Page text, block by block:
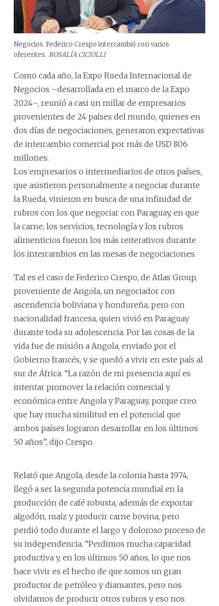
Negocios. Federico Crespo intercambió con varios
oferentes. ROSALÍA CICIOLLI
Como cada año, la Expo Rueda Internacional de
Negocios –desarrollada en el marco de la Expo
2024–, reunió a casi un millar de empresarios
provenientes de 24 países del mundo, quienes en
dos días de negociaciones, generaron expectativas
de intercambio comercial por más de USD 806
millones.
Los empresarios o intermediarios de otros países,
que asistieron personalmente a negociar durante
la Rueda, vinieron en busca de una infinidad de
rubros con los que negociar con Paraguay, en que
la carne, los servicios, tecnología y los rubros
alimenticios fueron los más reiterativos durante
los intercambios en las mesas de negociaciones.
Tal es el caso de Federico Crespo, de Atlas Group,
proveniente de Angola, un negociador con
ascendencia boliviana y hondureña, pero con
nacionalidad francesa, quien vivió en Paraguay
durante toda su adolescencia. Por las cosas de la
vida fue de misión a Angola, enviado por el
Gobierno francés, y se quedó a vivir en este país al
sur de África. “La razón de mi presencia aquí es
intentar promover la relación comercial y
económica entre Angola y Paraguay, porque creo
que hay mucha similitud en el potencial que
ambos países lograron desarrollar en los últimos
50 años”, dijo Crespo.
Relató que Angola, desde la colonia hasta 1974,
llegó a ser la segunda potencia mundial en la
producción de café robusta, además de exportar
algodón, maíz y producir carne bovina, pero
perdió todo durante el largo y doloroso proceso de
su independencia. “Perdimos mucha capacidad
productiva y, en los últimos 50 años, lo que nos
hace vivir es el hecho de que somos un gran
productor de petróleo y diamantes, pero nos
olvidamos de producir otros rubros y eso nos